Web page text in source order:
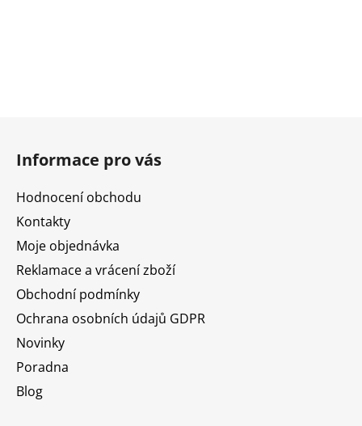
Informace pro vás
Hodnocení obchodu
Kontakty
Moje objednávka
Reklamace a vrácení zboží
Obchodní podmínky
Ochrana osobních údajů GDPR
Novinky
Poradna
Blog